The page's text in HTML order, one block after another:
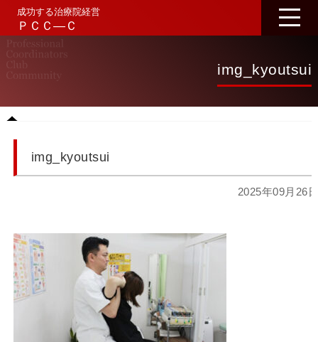
成功する治療院経営
ＰＣＣ―Ｃ
img_kyoutsui
img_kyoutsui
2025年09月26